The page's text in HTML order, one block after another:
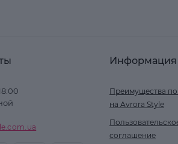
Информация
Преимущества
на Avrora Style
соглашение